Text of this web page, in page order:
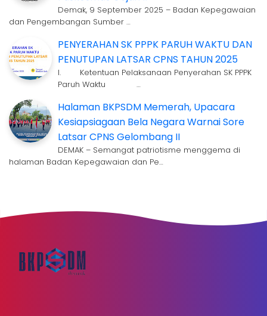
Demak, 9 September 2025 – Badan Kepegawaian
dan Pengembangan Sumber …
PENYERAHAN SK PPPK PARUH WAKTU DAN
PENUTUPAN LATSAR CPNS TAHUN 2025
I. Ketentuan Pelaksanaan Penyerahan SK PPPK
Paruh Waktu …
Halaman BKPSDM Memerah, Upacara
Kesiapsiagaan Bela Negara Warnai Sore
Latsar CPNS Gelombang II
DEMAK – Semangat patriotisme menggema di
halaman Badan Kepegawaian dan Pe…